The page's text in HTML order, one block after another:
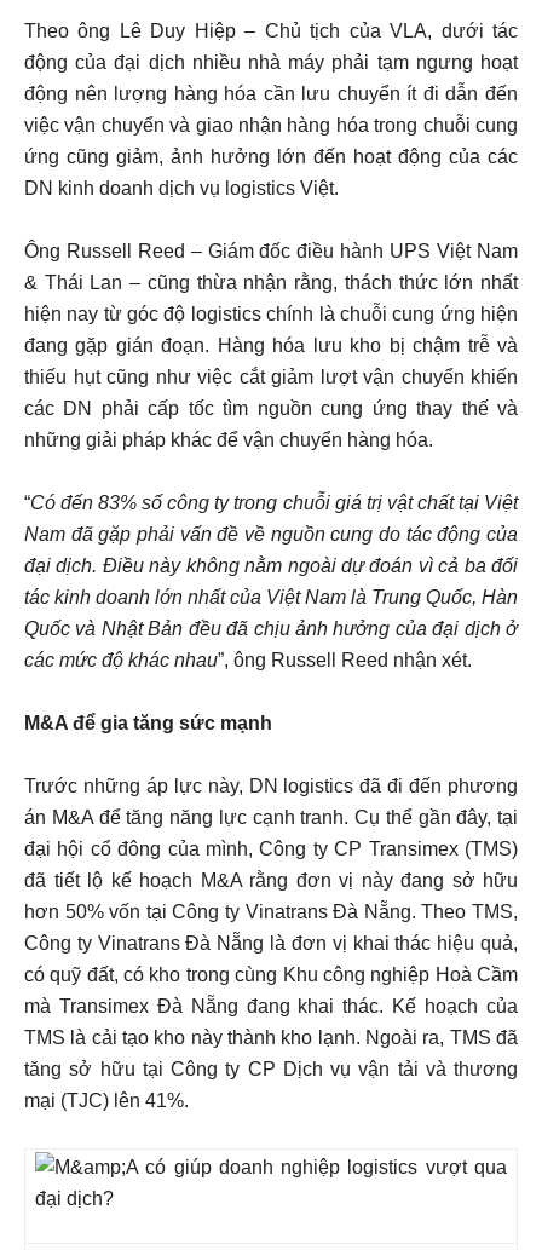
Theo ông Lê Duy Hiệp – Chủ tịch của VLA, dưới tác
động của đại dịch nhiều nhà máy phải tạm ngưng hoạt
động nên lượng hàng hóa cần lưu chuyển ít đi dẫn đến
việc vận chuyển và giao nhận hàng hóa trong chuỗi cung
ứng cũng giảm, ảnh hưởng lớn đến hoạt động của các
DN kinh doanh dịch vụ logistics Việt.
Ông Russell Reed – Giám đốc điều hành UPS Việt Nam
& Thái Lan – cũng thừa nhận rằng, thách thức lớn nhất
hiện nay từ góc độ logistics chính là chuỗi cung ứng hiện
đang gặp gián đoạn. Hàng hóa lưu kho bị chậm trễ và
thiếu hụt cũng như việc cắt giảm lượt vận chuyển khiến
các DN phải cấp tốc tìm nguồn cung ứng thay thế và
những giải pháp khác để vận chuyển hàng hóa.
“Có đến 83% số công ty trong chuỗi giá trị vật chất tại Việt
Nam đã gặp phải vấn đề về nguồn cung do tác động của
đại dịch. Điều này không nằm ngoài dự đoán vì cả ba đối
tác kinh doanh lớn nhất của Việt Nam là Trung Quốc, Hàn
Quốc và Nhật Bản đều đã chịu ảnh hưởng của đại dịch ở
các mức độ khác nhau”, ông Russell Reed nhận xét.
M&A để gia tăng sức mạnh
Trước những áp lực này, DN logistics đã đi đến phương
án M&A để tăng năng lực cạnh tranh. Cụ thể gần đây, tại
đại hội cổ đông của mình, Công ty CP Transimex (TMS)
đã tiết lộ kế hoạch M&A rằng đơn vị này đang sở hữu
hơn 50% vốn tại Công ty Vinatrans Đà Nẵng. Theo TMS,
Công ty Vinatrans Đà Nẵng là đơn vị khai thác hiệu quả,
có quỹ đất, có kho trong cùng Khu công nghiệp Hoà Cầm
mà Transimex Đà Nẵng đang khai thác. Kế hoạch của
TMS là cải tạo kho này thành kho lạnh. Ngoài ra, TMS đã
tăng sở hữu tại Công ty CP Dịch vụ vận tải và thương
mại (TJC) lên 41%.